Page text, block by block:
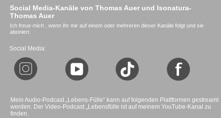
Social Media-Kanäle von Thomas Auer und Isonatura-
Thomas Auer
Ich freue mich , wenn Ihr mir auf einem oder mehreren dieser Kanäle folgt und sie
aboniert.
Social Media:
Mein Audio-Podcast „Lebens-Fülle“ kann auf folgenden Plattformen gestreamt
werden. Der Video-Podcast „Lebensfülle ist auf meinem YouTube-Kanal zu
finden.